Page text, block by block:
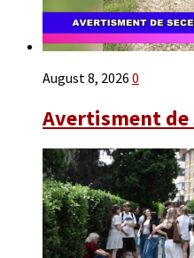
August 8, 2026 0
Avertisment de